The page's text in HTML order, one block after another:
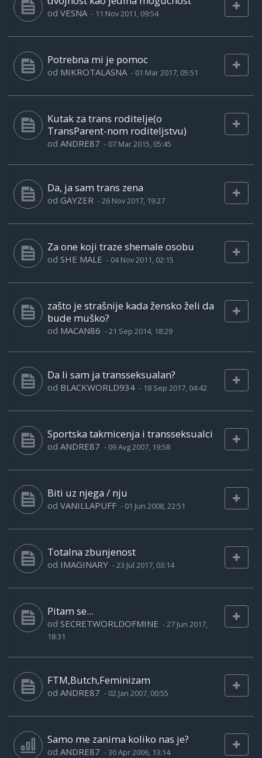
od VESNA - 11 Nov 2011, 09:54
Potrebna mi je pomoc
od MIKROTALASNA - 01 Mar 2017, 05:51
Kutak za trans roditelje(o
TransParent-nom roditeljstvu)
od ANDRE87 - 07 Mar 2015, 05:45
Da, ja sam trans zena
od GAYZER -26 Nov 2017, 19:27
Za one koji traze shemale osobu
od SHE MALE - 04 Nov 2011, 02:15
zašto je strašnije kada žensko želi da
bude muško?
od MACAN86 -21 Sep 2014, 18:29
Da li sam ja transseksualan?
od BLACKWORLD934 - 18 Sep 2017, 04:42
Sportska takmicenja i transseksualci
od ANDRE87 - 09 Avg 2007, 19:58
Biti uz njega / nju
od VANILLAPUFF - 01 Jun 2008, 22:51
Totalna zbunjenost
od IMAGINARY -23 Jul 2017, 03:14
Pitam se...
od SECRETWORLDOFMINE -27 Jun 2017,
18:31
FTM,Butch,Feminizam
od ANDRE87 - 02 Jan 2007, 00:55
Samo me zanima koliko nas je?
od ANDRE87 -30 Apr 2006, 13:14